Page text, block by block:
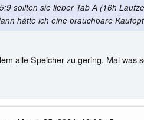
sollten sie lieber Tab A (16h
hätte ich eine brauchbare
alle Speicher zu gering. Mal was